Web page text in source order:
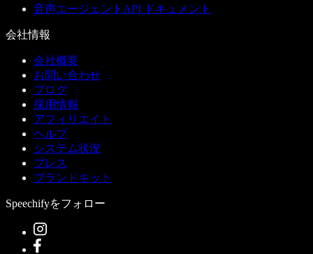
音声エージェントAPI ドキュメント
会社情報
会社概要
お問い合わせ
ブログ
採用情報
アフィリエイト
ヘルプ
システム状況
プレス
ブランドキット
Speechifyをフォロー